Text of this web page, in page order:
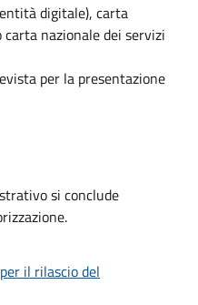
digitale), carta
carta nazionale dei servizi
per la presentazione
si conclude
il rilascio del